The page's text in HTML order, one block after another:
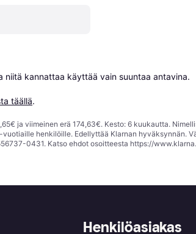
niitä kannattaa käyttää vain suuntaa antavina.
täällä.
ja viimeinen erä 174,63€. Kesto: 6 kuukautta.
henkilöille. Edellyttää Klarnan hyväksynnän.
0431. Katso ehdot osoitteesta https://
Henkilöasiakas